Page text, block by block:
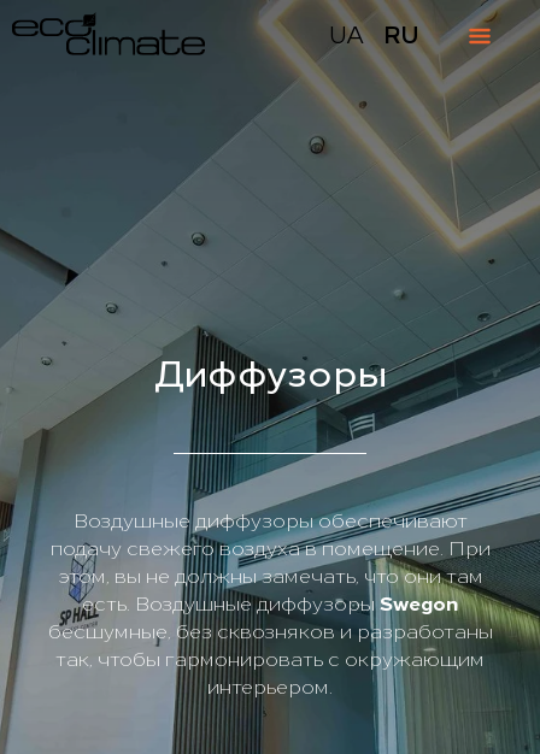
UA RU
Диффузоры
Воздушные диффузоры обеспечивают
подачу свежего воздуха в помещение. При
этом, вы не должны замечать, что они там
есть. Воздушные диффузорыSwegon
бесшумные, без сквозняков и разработаны
так, чтобы гармонировать с окружающим
интерьером.